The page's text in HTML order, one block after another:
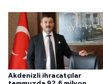
Akdenizli ihracatçılar